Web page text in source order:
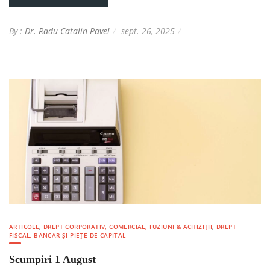
By : Dr. Radu Catalin Pavel sept. 26, 2025
ARTICOLE, DREPT CORPORATIV, COMERCIAL, FUZIUNI & ACHIZIȚII, DREPT
FISCAL, BANCAR ȘI PIEȚE DE CAPITAL
Scumpiri 1 August